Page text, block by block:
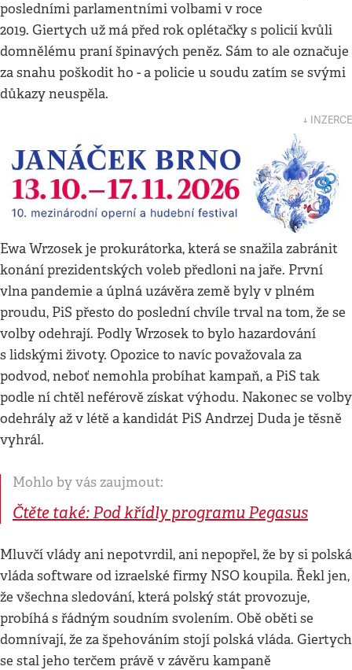
posledními parlamentními volbami v roce
2019. Giertych už má před rok oplétačky s policií kvůli
domnělému praní špinavých peněz. Sám to ale označuje
za snahu poškodit ho - a policie u soudu zatím se svými
důkazy neuspěla.
↓ INZERCE
Ewa Wrzosek je prokurátorka, která se snažila zabránit
konání prezidentských voleb předloni na jaře. První
vlna pandemie a úplná uzávěra země byly v plném
proudu, PiS přesto do poslední chvíle trval na tom, že se
volby odehrají. Podly Wrzosek to bylo hazardování
s lidskými životy. Opozice to navíc považovala za
podvod, neboť nemohla probíhat kampaň, a PiS tak
podle ní chtěl neférově získat výhodu. Nakonec se volby
odehrály až v létě a kandidát PiS Andrzej Duda je těsně
vyhrál.
Mohlo by vás zaujmout:
Čtěte také: Pod křídly programu Pegasus
Mluvčí vlády ani nepotvrdil, ani nepopřel, že by si polská
vláda software od izraelské firmy NSO koupila. Řekl jen,
že všechna sledování, která polský stát provozuje,
probíhá s řádným soudním svolením. Obě oběti se
domnívají, že za špehováním stojí polská vláda. Giertych
se stal jeho terčem právě v závěru kampaně